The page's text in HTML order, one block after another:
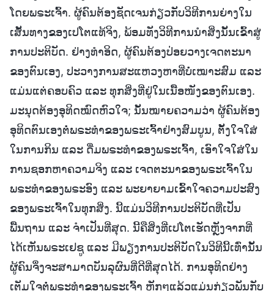
ໂດຍພຣະເຈົ້າ. ຜູ້ຄົນຕ້ອງຊັດເຈນກ່ຽວກັບວິທີການຍ່າງໃນ
ເສັ້ນທາງຂອງເປໂຕແທ້ຈິງ, ພ້ອມທັງວິທີການນໍາສິ່ງນັ້ນເຂົ້າສູ່
ການປະຕິບັດ. ຢ່າງທຳອິດ, ຜູ້ຄົນຕ້ອງປ່ອຍວາງເຈດຕະນາ
ຂອງຕົນເອງ, ປະວາງການສະແຫວງຫາທີ່ບໍ່ເໝາະສົມ ແລະ
ແມ່ນແຕ່ຄອບຄົວ ແລະ ທຸກສິ່ງທີ່ຢູ່ໃນເນື້ອໜັງຂອງຕົນເອງ.
ມະນຸດຕ້ອງອຸທິດໝົດຫົວໃຈ; ນັ້ນໝາຍຄວາມວ່າ ຜູ້ຄົນຕ້ອງ
ອຸທິດຕົນເອງຕໍ່ພຣະທຳຂອງພຣະເຈົ້າຢ່າງສົມບູນ, ຕັ້ງໃຈໃສ່
ໃນການກິນ ແລະ ດື່ມພຣະທຳຂອງພຣະເຈົ້າ, ເອົາໃຈໃສ່ໃນ
ການຊອກຫາຄວາມຈິງ ແລະ ເຈດຕະນາຂອງພຣະເຈົ້າໃນ
ພຣະທຳຂອງພຣະອົງ ແລະ ພະຍາຍາມເຂົ້າໃຈຄວາມປະສົງ
ຂອງພຣະເຈົ້າໃນທຸກສິ່ງ. ນີ້ແມ່ນວິທີການປະຕິບັດທີ່ເປັນ
ພື້ນຖານ ແລະ ຈຳເປັນທີ່ສຸດ. ນີ້ຄືສິ່ງທີ່ເປໂຕເຮັດຫຼັງຈາກທີ່
ໄດ້ເຫັນພຣະເຢຊູ ແລະ ມີພຽງການປະຕິບັດໃນວິທີນີ້ເທົ່ານັ້ນ
ຜູ້ຄົນຈຶ່ງຈະສາມາດບັນລຸຜົນທີ່ດີທີ່ສຸດໄດ້. ການອຸທິດຢ່າງ
ເຕັມໃຈຕໍ່ພຣະທຳຂອງພຣະເຈົ້າ ຫຼັກໆແລ້ວແມ່ນກ່ຽວພັນກັບ